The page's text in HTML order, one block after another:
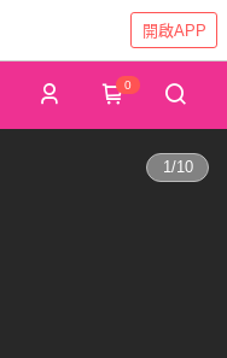
開啟APP
0
1/10